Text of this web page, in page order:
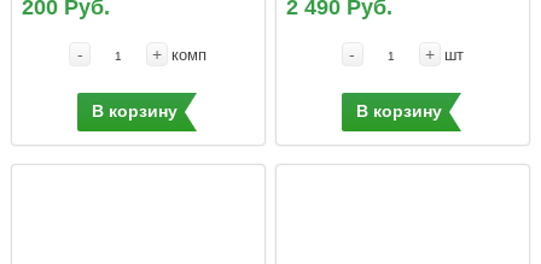
200 Руб.
- + комп
В корзину
2 490 Руб.
- + шт
В корзину